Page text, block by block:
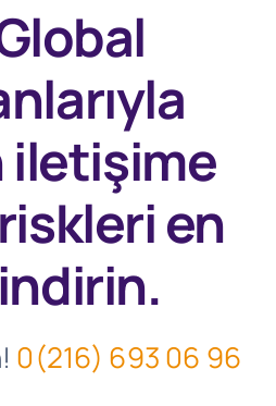
iletişime
en
0(216) 693 06 96